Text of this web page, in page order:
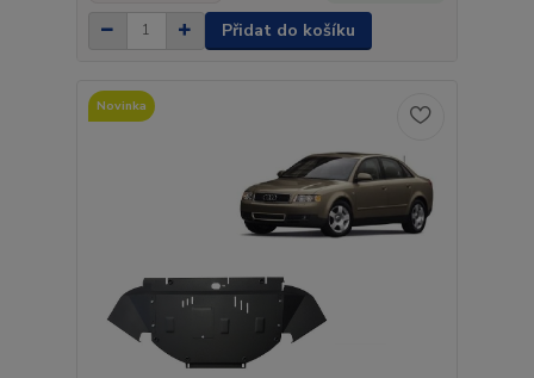
Přidat do košíku
Novinka